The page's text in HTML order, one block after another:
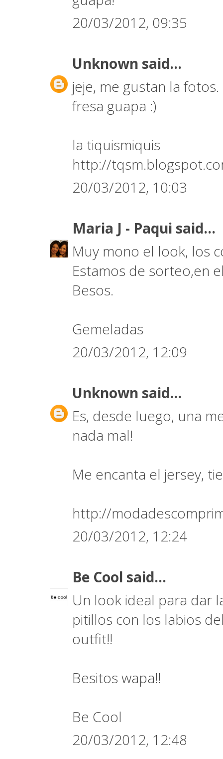
20/03/2012, 09:35
Unknown said...
jeje, me gustan la
fresa guapa :)
la tiquismiquis
http://
20/03/2012, 10:03
Maria J - Paqui said...
Muy mono el look, los
Estamos de sorteo,en
Besos.
Gemeladas
20/03/2012, 12:09
Unknown said...
Es, desde luego, una
nada mal!
Me encanta el jersey,
http://
20/03/2012, 12:24
Be Cool said...
Un look ideal para dar
pitillos con los labios
outfit!!
Besitos wapa!!
Be Cool
20/03/2012, 12:48